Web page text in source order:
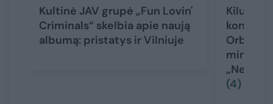
Kultinė JAV grupė „Fun Lovin'
Criminals“ skelbia apie naują
albumą: pristatys ir Vilniuje
Kilus
(4)